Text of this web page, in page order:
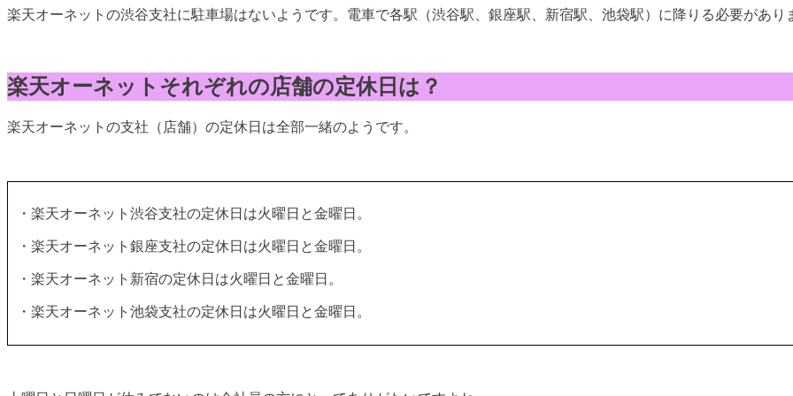
楽天オーネットの渋谷支社に駐車場はないようです。電車で各駅（渋谷駅、銀座駅、新宿駅、池袋駅）に降りる必要があり
楽天オーネットそれぞれの店舗の定休日は？
楽天オーネットの支社（店舗）の定休日は全部一緒のようです。
・楽天オーネット渋谷支社の定休日は火曜日と金曜日。
・楽天オーネット銀座支社の定休日は火曜日と金曜日。
・楽天オーネット新宿の定休日は火曜日と金曜日。
・楽天オーネット池袋支社の定休日は火曜日と金曜日。